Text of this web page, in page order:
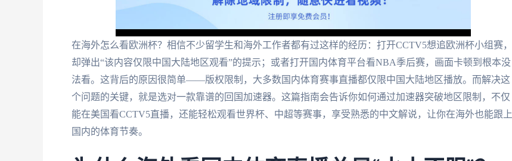
在海外怎么看欧洲杯？相信不少留学生和海外工作者都有过这样的经历：打开CCTV5想追欧洲杯小组赛，
却弹出“该内容仅限中国大陆地区观看”的提示；或者打开国内体育平台看NBA季后赛，画面卡顿到根本没
法看。这背后的原因很简单——版权限制，大多数国内体育赛事直播都仅限中国大陆地区播放。而解决这
个问题的关键，就是选对一款靠谱的回国加速器。这篇指南会告诉你如何通过加速器突破地区限制，不仅
能在美国看CCTV5直播，还能轻松观看世界杯、中超等赛事，享受熟悉的中文解说，让你在海外也能跟上
国内的体育节奏。